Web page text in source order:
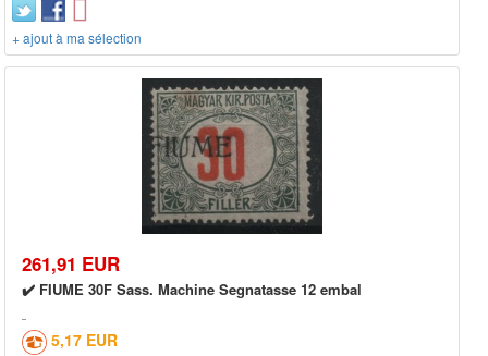
+ ajout à ma sélection
261,91 EUR
✔️ FIUME 30F Sass. Machine Segnatasse 12 embal
5,17 EUR